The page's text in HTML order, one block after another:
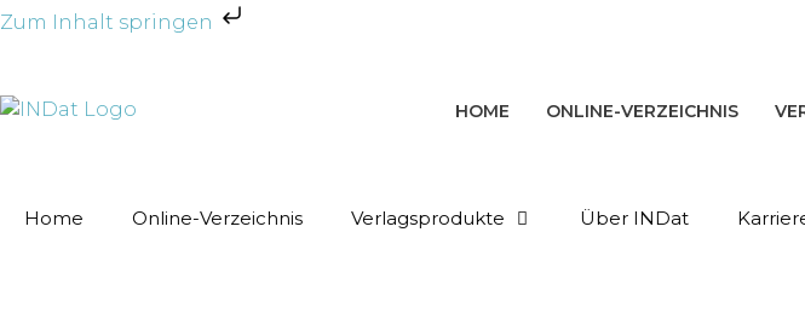
Zum Inhalt springen
HOME ONLINE-VERZEICHNIS
Home Online-Verzeichnis Verlagsprodukte Über INDat